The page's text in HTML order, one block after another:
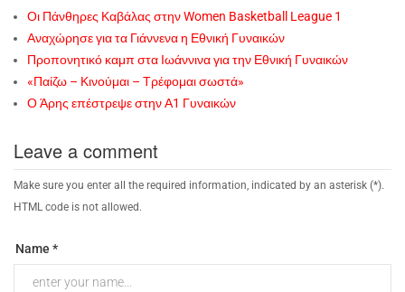
Οι Πάνθηρες Καβάλας στην Women Basketball League 1
Αναχώρησε για τα Γιάννενα η Εθνική Γυναικών
Προπονητικό καμπ στα Ιωάννινα για την Εθνική Γυναικών
«Παίζω – Κινούμαι – Τρέφομαι σωστά»
Ο Άρης επέστρεψε στην Α1 Γυναικών
Leave a comment
Make sure you enter all the required information, indicated by an asterisk (*).
HTML code is not allowed.
Name *